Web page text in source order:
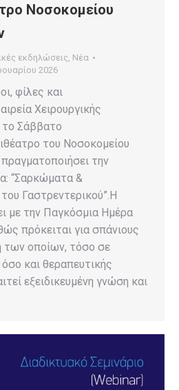
Νοσοκομείου
εκδηλώσεις Νέα
2026
φίλες και
Χειρουργικής
Σάββατο
του Νοσοκομείου
την
“Σαρκώματα &
Γαστρεντερικού”.Η
με την Παγκόσμια Ημέρα
πρόκειται για σπάνιους
των οποίων, τόσο σε
και θεραπευτικής
εξειδικευμένη γνώση και